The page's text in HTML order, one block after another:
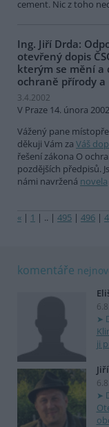
cement. Nic z toho
Ing. Jiří Drda:
otevřený dopis
kterým se mění a
ochraně přírody
3.4.2002
V Praze 14. února 2002
Vážený pane
děkuji Vám za Váš
řešení zákona O
pozdějších předpisů.
námi navržená novela
« | 1 | .. | 495 | 496 |
komentáře
ji